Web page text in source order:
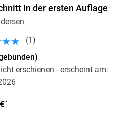
in der ersten Auflage
(1 )
erschienen - erscheint am:
*